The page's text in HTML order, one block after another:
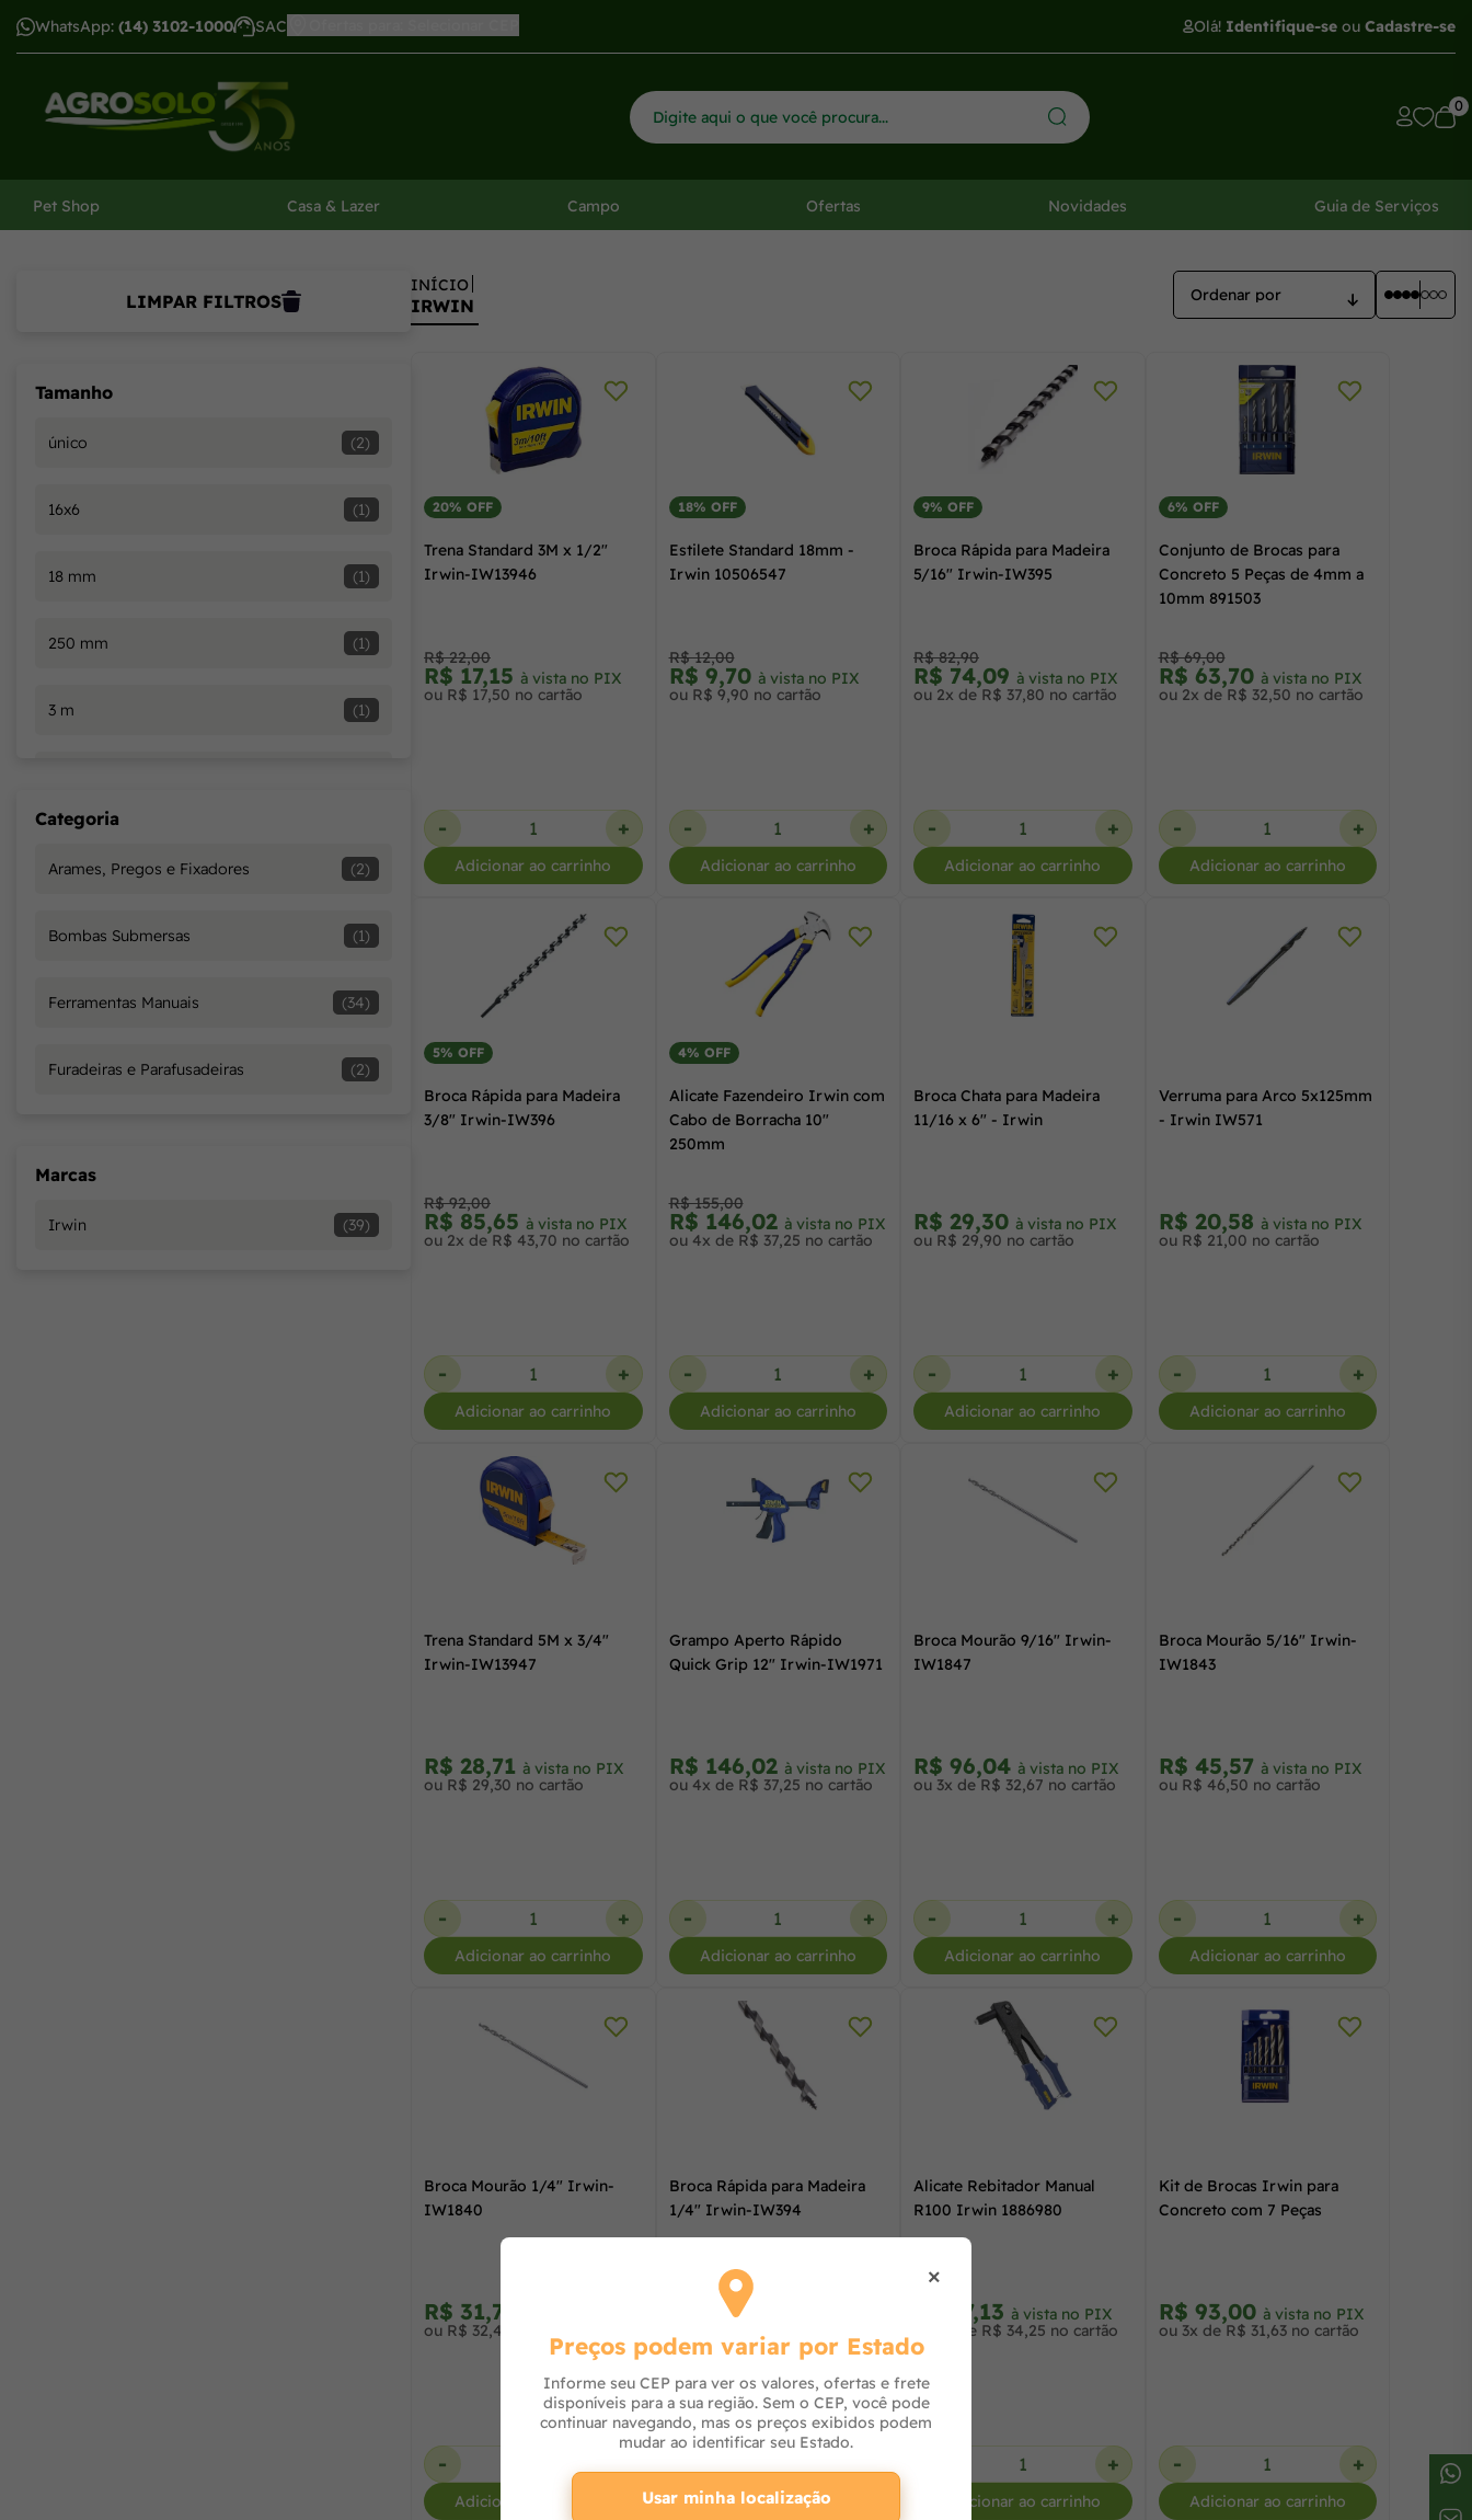
WhatsApp: (14) 3102-1000 SAC Olá! Identifique-se ou Cadastre-se
0
Pet Shop Casa & Lazer Campo Ofertas Novidades Guia de Serviços
menu
LIMPAR FILTROS
Tamanho
único (2)
16x6 (1)
18 mm (1)
250 mm (1)
3 m (1)
Categoria
Arames, Pregos e Fixadores (2)
Bombas Submersas (1)
Ferramentas Manuais (34)
Furadeiras e Parafusadeiras (2)
Marcas
Irwin (39)
INÍCIO
IRWIN
20% OFF
Trena Standard 3M x 1/2"
Irwin-IW13946
R$ 22,00
R$ 17,15 à vista no PIX
ou R$ 17,50 no cartão
- +
Adicionar ao carrinho
18% OFF
Estilete Standard 18mm -
Irwin 10506547
R$ 12,00
R$ 9,70 à vista no PIX
ou R$ 9,90 no cartão
- +
Adicionar ao carrinho
9% OFF
Broca Rápida para Madeira
5/16" Irwin-IW395
R$ 82,90
R$ 74,09 à vista no PIX
ou 2x de R$ 37,80 no cartão
- +
Adicionar ao carrinho
6% OFF
Conjunto de Brocas para
Concreto 5 Peças de 4mm a
10mm 891503
R$ 69,00
R$ 63,70 à vista no PIX
ou 2x de R$ 32,50 no cartão
- +
Adicionar ao carrinho
5% OFF
Broca Rápida para Madeira
3/8" Irwin-IW396
R$ 92,00
R$ 85,65 à vista no PIX
ou 2x de R$ 43,70 no cartão
- +
Adicionar ao carrinho
4% OFF
Alicate Fazendeiro Irwin com
Cabo de Borracha 10"
250mm
R$ 155,00
R$ 146,02 à vista no PIX
ou 4x de R$ 37,25 no cartão
- +
Adicionar ao carrinho
Broca Chata para Madeira
11/16 x 6" - Irwin
R$ 29,30 à vista no PIX
ou R$ 29,90 no cartão
- +
Adicionar ao carrinho
Verruma para Arco 5x125mm
- Irwin IW571
R$ 20,58 à vista no PIX
ou R$ 21,00 no cartão
- +
Adicionar ao carrinho
Trena Standard 5M x 3/4"
Irwin-IW13947
R$ 28,71 à vista no PIX
ou R$ 29,30 no cartão
- +
Adicionar ao carrinho
Grampo Aperto Rápido
Quick Grip 12" Irwin-IW1971
R$ 146,02 à vista no PIX
ou 4x de R$ 37,25 no cartão
- +
Adicionar ao carrinho
Broca Mourão 9/16" Irwin-
IW1847
R$ 96,04 à vista no PIX
ou 3x de R$ 32,67 no cartão
- +
Adicionar ao carrinho
Broca Mourão 5/16" Irwin-
IW1843
R$ 45,57 à vista no PIX
ou R$ 46,50 no cartão
- +
Adicionar ao carrinho
Broca Mourão 1/4" Irwin-
IW1840
R$ 31,75
ou R$ 32,40 no cartão
-
Adicionar ao carrinho
Broca Rápida para Madeira
1/4" Irwin-IW394
R$ 72,52
Adicionar ao carrinho
Alicate Rebitador Manual
R100 Irwin 1886980
R$ 67,13 à vista no PIX
ou 2x de R$ 34,25 no cartão
+
Adicionar ao carrinho
Kit de Brocas Irwin para
Concreto com 7 Peças
R$ 93,00 à vista no PIX
ou 3x de R$ 31,63 no cartão
- +
Adicionar ao carrinho
×
Preços podem variar por Estado
Informe seu CEP para ver os valores, ofertas e frete
disponíveis para a sua região. Sem o CEP, você pode
continuar navegando, mas os preços exibidos podem
mudar ao identificar seu Estado.
Usar minha localização